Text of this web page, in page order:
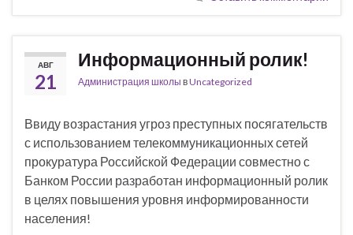
АВГ
21
Информационный ролик!
Администрация школы вUncategorized
Ввиду возрастания угроз преступных посягательств
с использованием телекоммуникационных сетей
прокуратура Российской Федерации совместно с
Банком России разработан информационный ролик
в целях повышения уровня информированности
населения!